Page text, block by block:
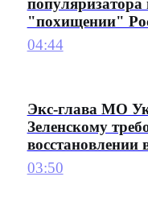
популяризатора
"похищении"
04:44
Экс-глава МО
Зеленскому
восстановлении
03:50